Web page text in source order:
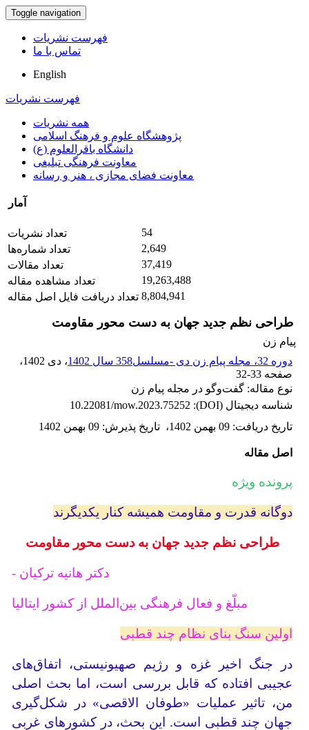
Toggle navigation
فهرست نشریات
تماس با ما
English
فهرست نشریات
همه نشریات
پژوهشگاه علوم و فرهنگ اسلامی
دانشگاه باقرالعلوم (ع)
معاونت فرهنگی تبلیغی
معاونت فضای مجازی ، هنر و رسانه
آمار
تعداد نشریات
54
تعداد شماره‌ها
2,649
تعداد مقالات
37,419
تعداد مشاهده مقاله
19,263,488
تعداد دریافت فایل اصل مقاله 8,804,941
طراحی نظم جدید جهان به دست محور مقاومت
پیام زن
دوره 32، مجله پیام زن دی -مسلسل358 سال 1402
، دی 1402
،
صفحه 32-33
نوع مقاله: گفت‌وگو در مجله پیام زن
شناسه دیجیتال (DOI):
10.22081/mow.2023.75252
تاریخ دریافت: 09 بهمن 1402 ، تاریخ پذیرش: 09 بهمن 1402
اصل مقاله
پرونده ویژه
دوگانه قدرت و مقاومت همیشه کنار یکدیگرند
طراحی نظم جدید جهان به دست محور مقاومت
دکتر هانیه ترکیان -
مبلّغ و فعال فرهنگی بین‌الملل از کشور ایتالیا
اولین سنگ بنای نظام چند قطبی
در جنگ اخیر غزه و رژیم صهیونیستی، اتفاق‌های
عجیبی افتاده که قابل بررسی است، اما بحث اصلی
من، تاثیر عملیات «طوفان الاقصی» در شکل‌گیری
جهان چند قطبی است. این بحث، در کشورهای غربی